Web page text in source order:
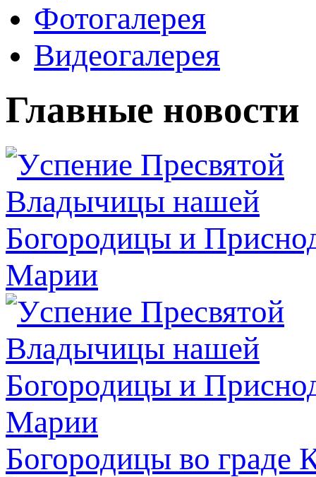
Фотогалерея
Видеогалерея
Главные новости
Богородицы во граде